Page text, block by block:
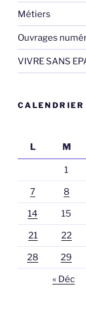
Métiers
Ouvrages
VIVRE SANS
CALENDRIER
L
M
1
7 8
14 15
21 22
28 29
« Déc